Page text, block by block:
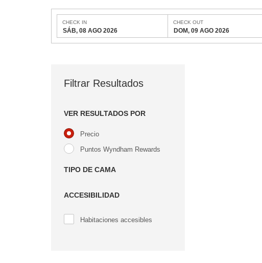
CHECK IN
SÁB, 08 AGO 2026
CHECK OUT
DOM, 09 AGO 2026
Filtrar Resultados
VER RESULTADOS POR
Precio
Puntos Wyndham Rewards
TIPO DE CAMA
ACCESIBILIDAD
Habitaciones accesibles